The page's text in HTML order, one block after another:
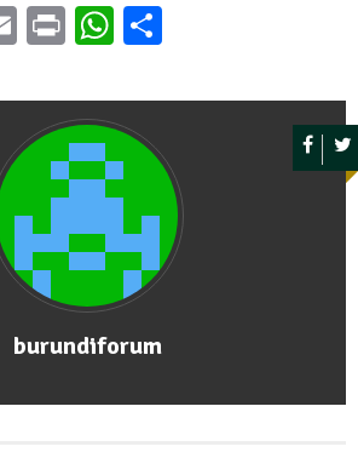
EmailPrintWhatsApp
burundiforum